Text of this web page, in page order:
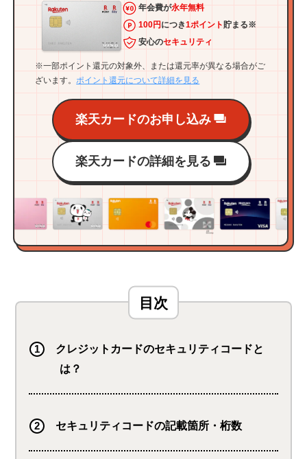
年会費が永年無料
100円 につき1ポイント貯まる※
安心のセキュリティ
※一部ポイント還元の対象外、または還元率が異なる場合がご
ざいます。 ポイント還元について詳細を見る
楽天カードのお申し込み
楽天カードの詳細を見る
クレジットカードのセキュリティコードと
は？
セキュリティコードの記載箇所・桁数